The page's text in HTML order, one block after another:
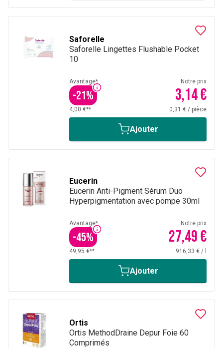
Saforelle
Saforelle Lingettes Flushable Pocket
10
Avantage*
-21%
Notre prix
3,14 €
4,00 €** 0,31 € / pièce
Ajouter
Eucerin
Eucerin Anti-Pigment Sérum Duo
Hyperpigmentation avec pompe 30ml
Avantage*
-45%
Notre prix
27,49 €
49,95 €** 916,33 € /
Ajouter
Ortis
Ortis MethodDraine Depur Foie 60
Comprimés